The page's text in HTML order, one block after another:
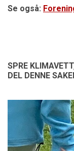
Se også:
SPRE
DEL DENNE